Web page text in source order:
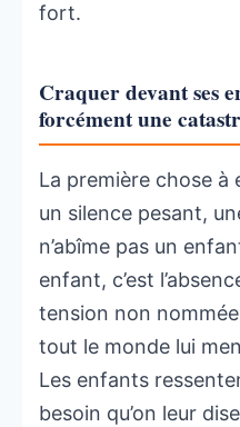
fort.
Craquer devant ses
forcément une
La première chose à
un silence pesant,
n’abîme pas un
enfant, c’est
tension non
tout le monde lui
Les enfants
besoin qu’on leur